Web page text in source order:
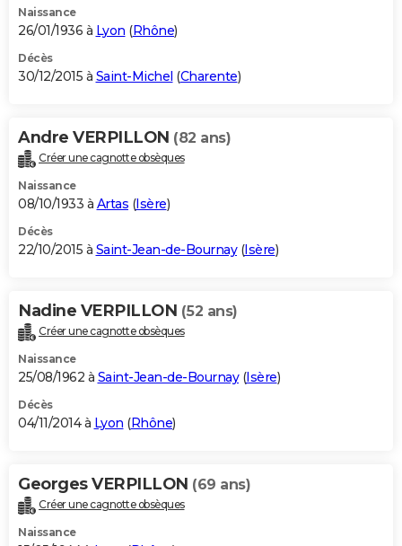
Naissance
26/01/1936 à Lyon (Rhône)
Décès
30/12/2015 à Saint-Michel (Charente)
Andre VERPILLON (82 ans)
Créer une cagnotte obsèques
Naissance
08/10/1933 à Artas (Isère)
Décès
22/10/2015 à Saint-Jean-de-Bournay(Isère)
Nadine VERPILLON (52 ans)
Créer une cagnotte obsèques
Naissance
25/08/1962 à Saint-Jean-de-Bournay(Isère)
Décès
04/11/2014 à Lyon (Rhône)
Georges VERPILLON (69 ans)
Créer une cagnotte obsèques
Naissance